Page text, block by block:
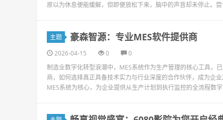
原以为休息便能缓解，但即便放松下来，脑中的声音却未停止。
主题 豪森智源：专业MES软件提供商
2026-04-15 0
0
制造业数字化转型浪潮中，MES系统作为生产管理的核心工具，
商，如何选择真正具备技术实力与行业深度的合作伙伴，成为企
MES系统为核心，为企业提供从生产计划到执行监控的全流程数